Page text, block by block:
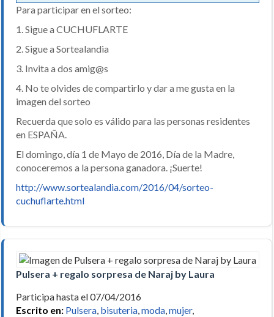
Para participar en el sorteo:
1. Sigue a CUCHUFLARTE
2. Sigue a Sortealandia
3. Invita a dos amig@s
4. No te olvides de compartirlo y dar a me gusta en la
imagen del sorteo
Recuerda que solo es válido para las personas residentes
en ESPAÑA.
El domingo, día 1 de Mayo de 2016, Día de la Madre,
conoceremos a la persona ganadora. ¡Suerte!
http://www.sortealandia.com/2016/04/sorteo-
cuchuflarte.html
Pulsera + regalo sorpresa de Naraj by Laura
Participa hasta el 07/04/2016
Escrito en: Pulsera, bisuteria,moda,mujer,